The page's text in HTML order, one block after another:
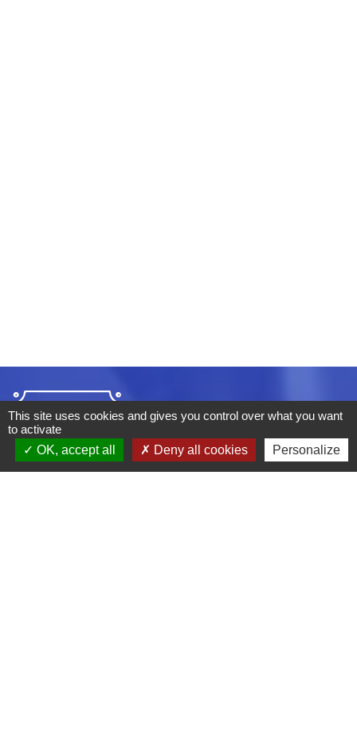
This site uses cookies and gives you control over what you want
to activate
OK, accept all
Deny all cookies Personalize